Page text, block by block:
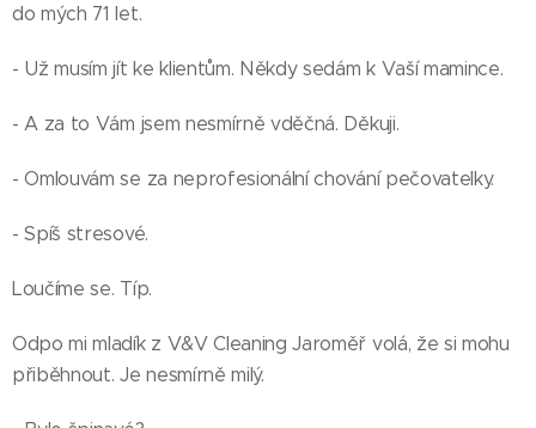
do mých 71 let.
- Už musím jít ke klientům. Někdy sedám k Vaší mamince.
- A za to Vám jsem nesmírně vděčná. Děkuji.
- Omlouvám se za neprofesionální chování pečovatelky.
- Spíš stresové.
Loučíme se. Típ.
Odpo mi mladík z V&V Cleaning Jaroměř volá, že si mohu
přiběhnout. Je nesmírně milý.